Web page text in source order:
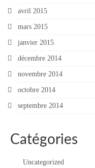
avril 2015
mars 2015
janvier 2015
décembre 2014
novembre 2014
octobre 2014
septembre 2014
Catégories
Uncategorized